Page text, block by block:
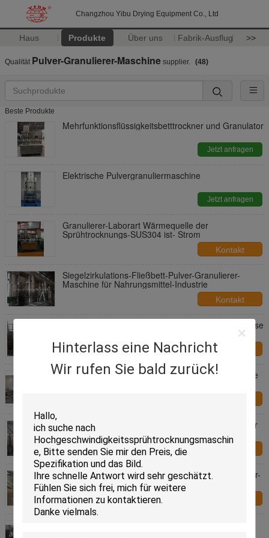
Changzhou Yibu Drying Equipment Co., Ltd
Haus Produkte Über uns Fabrik-Ausflug >>
Hinterlass eine Nachricht
Wir rufen Sie bald zurück!
Qualität Pulver-Granulierer-Maschine supplier. (48)
Beste Produkte
Mehrfunktionsflüssigkeitsbetttrockner und Granulator
Jetzt anfragen
Elektrische Pulvergranuliermaschine
Jetzt anfragen
Granulierer-Laborart Wärmequelle der
Sprühtrocknungs-SUS304 ist- Strom
Kontakt
Siegelzirkulations-Fließbett-Pulver-Granulierer-
Maschine für Nahrungsmittel-Industrie
Kontakt
Steuerung des Albumin-Pulver-Schnellmischer-nasse
Kontakt
Aspirin-Beschichtungs-Pulver-Granulierer-Maschine
Fließbett-Schleuder für hohe Leistungsfähigkeit der
pharmazeutischen Produkte
Nahrungsmittelmikroorganismus-Pulver-Granulierer-
Maschinenreihenkapazität 5 - 500kg/Batch